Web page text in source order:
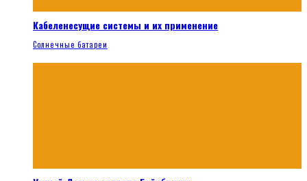
Кабеленесущие системы и их применение
Солнечные батареи